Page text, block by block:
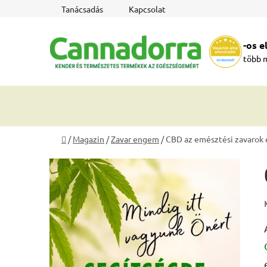
tartalomhoz
Tanácsadás Kapcsolat
-os
több
Kezdőlap
/ Magazin /Zavar engem /CBD az emésztési
O
l
d
a
l
s
ó